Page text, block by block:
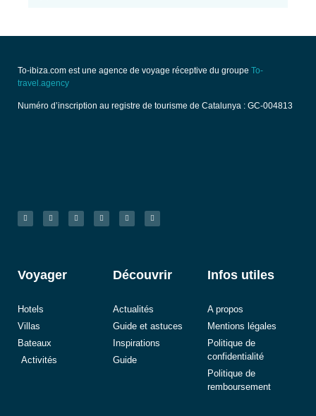
To-ibiza.com est une agence de voyage réceptive du groupe To-
travel.agency
Numéro d’inscription au registre de tourisme de Catalunya : GC-004813
Voyager
Hotels
Villas
Bateaux
Activités
Découvrir
Actualités
Guide et astuces
Inspirations
Guide
Infos utiles
A propos
Mentions légales
Politique de
confidentialité
Politique de
remboursement